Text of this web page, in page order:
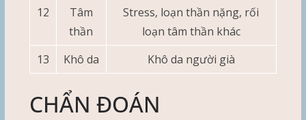
12
Tâm
thần
Stress, loạn thần nặng, rối
loạn tâm thần khác
13
Khô da Khô da người già
CHẨN ĐOÁN